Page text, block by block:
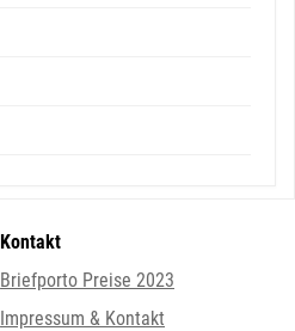
Kontakt
Briefporto Preise 2023
Impressum & Kontakt